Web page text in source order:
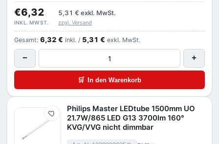
€6,32 5,31 € exkl. MwSt.
INKL. MWST. zzgl. Versand
Gesamt: 6,32 € inkl. / 5,31 € exkl. MwSt.
− +
🛒 In den Warenkorb
Merken
Philips Master LEDtube 1500mm UO
21.7W/865 LED G13 3700lm 160°
KVG/VVG nicht dimmbar